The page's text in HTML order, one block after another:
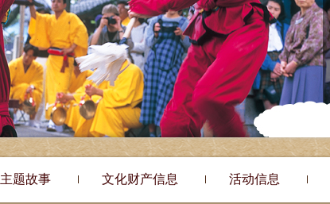
主题故事 文化财产信息 活动信息